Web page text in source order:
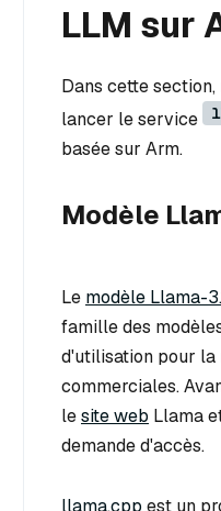
LLM sur
Dans cette
lancer le service
basée sur Arm.
Modèle
Le modèle Llama-
famille des
d'utilisation pour la
commerciales.
lesite web Llama
demande d'accès.